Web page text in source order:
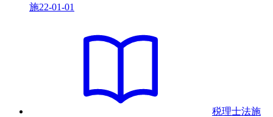
施22-01-01
税理士法施